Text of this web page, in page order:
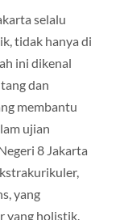
selalu
tidak hanya di
ini dikenal
dan
membantu
ujian
8 Jakarta
yang
yang holistik.